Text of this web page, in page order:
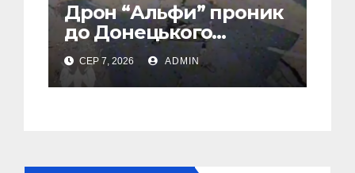
Дрон “Альфи” проник
до Донецького
аеропорту та спалив
“Шахед” ще до запуску
СЕР 7, 2026 ADMIN